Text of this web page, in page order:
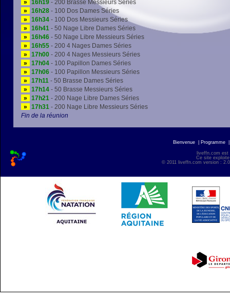
»
16h19 - 200 Brasse Messieurs Séries
»
16h28 - 100 Dos Dames Séries
»
16h34 - 100 Dos Messieurs Séries
»
16h41 - 50 Nage Libre Dames Séries
»
16h46 - 50 Nage Libre Messieurs Séries
»
16h55 - 200 4 Nages Dames Séries
»
17h00 - 200 4 Nages Messieurs Séries
»
17h04 - 100 Papillon Dames Séries
»
17h06 - 100 Papillon Messieurs Séries
»
17h11 - 50 Brasse Dames Séries
»
17h14 - 50 Brasse Messieurs Séries
»
17h21 - 200 Nage Libre Dames Séries
»
17h31 - 200 Nage Libre Messieurs Séries
Fin de la réunion
Bienvenue Programme
liveffn.com est
Ce site
© 2011 liveffn.com version :